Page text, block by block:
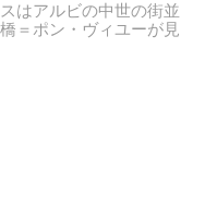
はアルビの中世の街並
＝ポン・ヴィユーが見